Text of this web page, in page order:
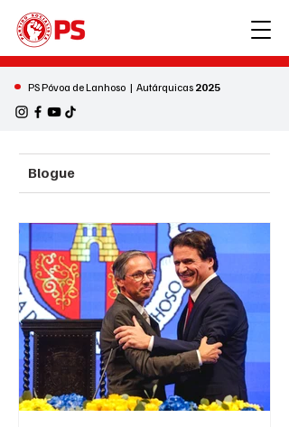
• PS Póvoa de Lanhoso | Autárquicas 2025
Blogue